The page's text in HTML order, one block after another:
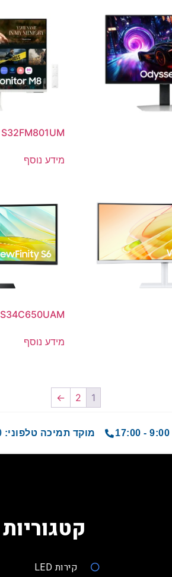
S32FM801UM
מידע נוסף
S34C650UAM
מידע נוסף
1
2
←
מוקד תמיכה טלפוני: 03-6494080
קטגוריות
קירות LED